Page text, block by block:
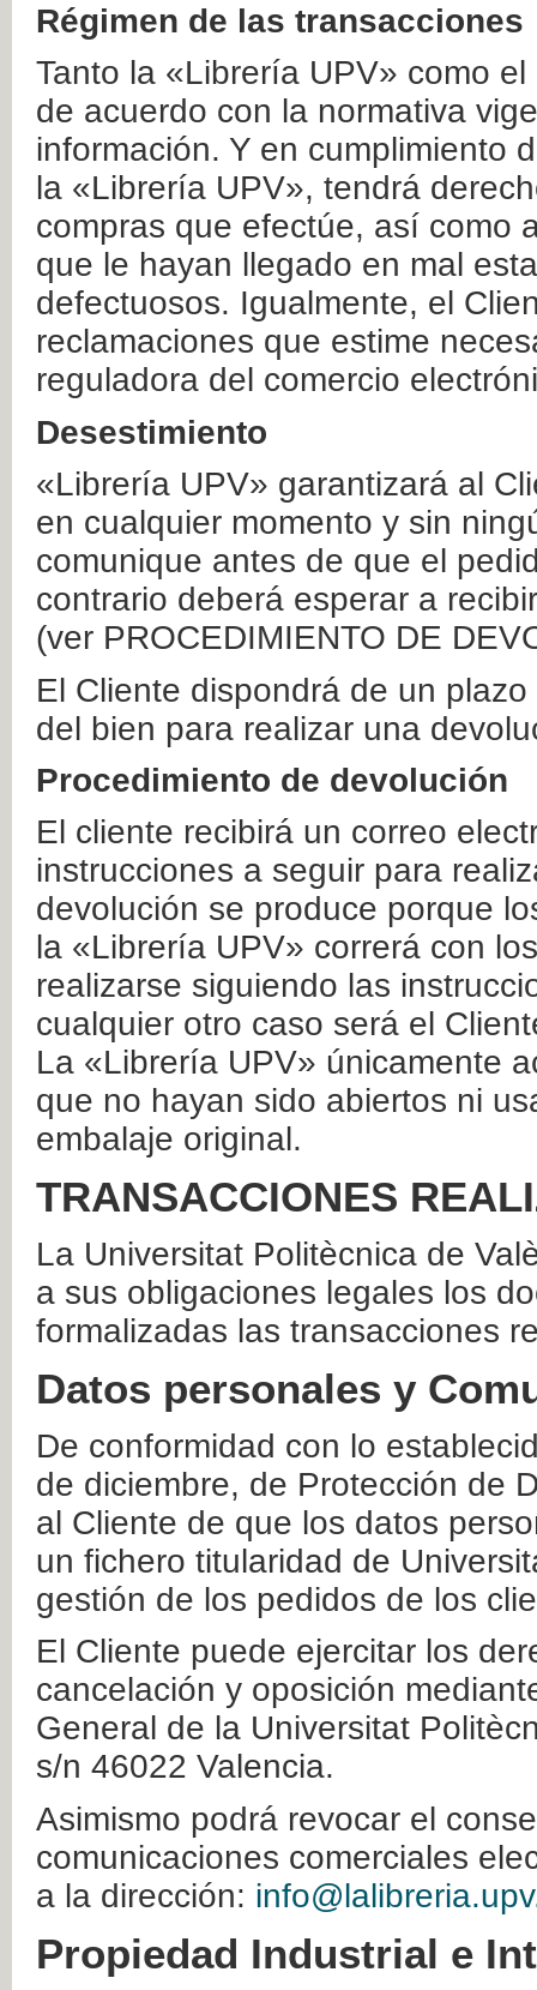
Régimen de las transacciones
Tanto la «Librería UPV» como
de acuerdo con la normativa
información. Y en cumplimiento
la «Librería UPV», tendrá
compras que efectúe, así como
que le hayan llegado en mal
defectuosos. Igualmente, el
reclamaciones que estime
reguladora del comercio
Desestimiento
«Librería UPV» garantizará al
en cualquier momento y sin
comunique antes de que el
contrario deberá esperar a
(ver PROCEDIMIENTO DE
El Cliente dispondrá de un
del bien para realizar una
Procedimiento de devolución
El cliente recibirá un correo
instrucciones a seguir para
devolución se produce porque
la «Librería UPV» correrá con
realizarse siguiendo las
cualquier otro caso será el
La «Librería UPV» únicamente
que no hayan sido abiertos ni
embalaje original.
TRANSACCIONES
La Universitat Politècnica de
a sus obligaciones legales los
formalizadas las transacciones
Datos personales y
De conformidad con lo
de diciembre, de Protección de
al Cliente de que los datos
un fichero titularidad de
gestión de los pedidos de los
El Cliente puede ejercitar los
cancelación y oposición
General de la Universitat
s/n 46022 Valencia.
Asimismo podrá revocar el
comunicaciones comerciales
a la dirección:
Propiedad Industrial e